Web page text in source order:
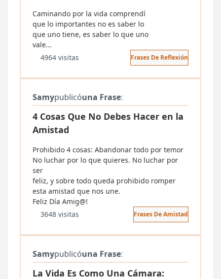
Caminando por la vida comprendí
que lo importantes no es saber lo
que uno tiene, es saber lo que uno
vale...
4964 visitas
Frases De Reflexión
Samypublicóuna Frase:
4 Cosas Que No Debes Hacer en la
Amistad
Prohibido 4 cosas: Abandonar todo por temor
No luchar por lo que quieres. No luchar por
ser
feliz, y sobre todo queda prohibido romper
esta amistad que nos une.
3648 visitas
Frases De Amistad
Samypublicóuna Frase:
La Vida Es Como Una Cámara: